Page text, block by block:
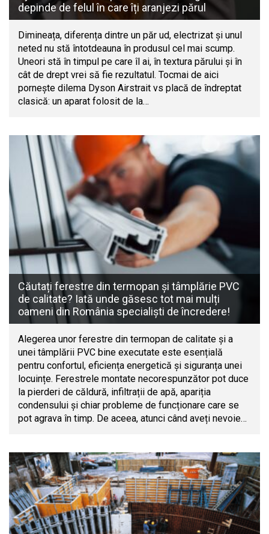
depinde de felul în care îți aranjezi părul
Dimineața, diferența dintre un păr ud, electrizat și unul
neted nu stă întotdeauna în produsul cel mai scump.
Uneori stă în timpul pe care îl ai, în textura părului și în
cât de drept vrei să fie rezultatul. Tocmai de aici
pornește dilema Dyson Airstrait vs placă de îndreptat
clasică: un aparat folosit de la…
Căutați ferestre din termopan și tâmplărie PVC
de calitate? Iată unde găsesc tot mai mulți
oameni din România specialiști de încredere!
Alegerea unor ferestre din termopan de calitate și a
unei tâmplării PVC bine executate este esențială
pentru confortul, eficiența energetică și siguranța unei
locuințe. Ferestrele montate necorespunzător pot duce
la pierderi de căldură, infiltrații de apă, apariția
condensului și chiar probleme de funcționare care se
pot agrava în timp. De aceea, atunci când aveți nevoie…